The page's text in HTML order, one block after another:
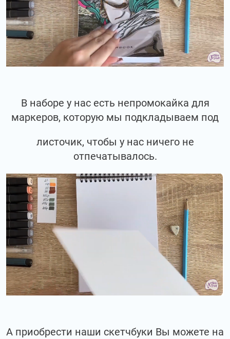
В наборе у нас есть непромокайка для
маркеров, которую мы подкладываем под
листочик, чтобы у нас ничего не
отпечатывалось.
А приобрести наши скетчбуки Вы можете на